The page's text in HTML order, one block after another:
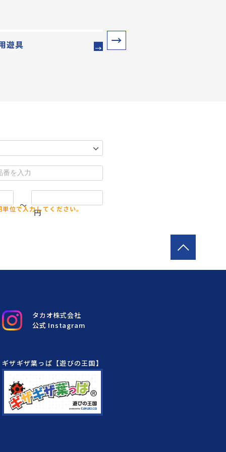
遊具 ウォーター・プレイ
～
円
タカオ株式会社
公式 Instagram
ギザギザ葉っぱ【遊びの王国】